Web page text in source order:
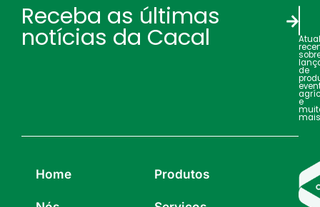
Receba as últimas
notícias da Cacal
de
e
Home Produtos